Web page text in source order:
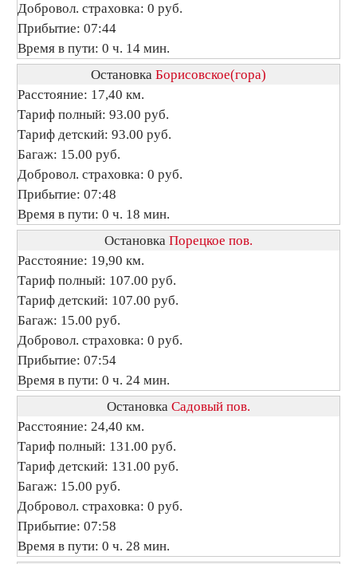
Добровол. страховка: 0 руб.
Прибытие: 07:44
Время в пути: 0 ч. 14 мин.
Остановка Борисовское(гора)
Расстояние: 17,40 км.
Тариф полный: 93.00 руб.
Тариф детский: 93.00 руб.
Багаж: 15.00 руб.
Добровол. страховка: 0 руб.
Прибытие: 07:48
Время в пути: 0 ч. 18 мин.
Остановка Порецкое пов.
Расстояние: 19,90 км.
Тариф полный: 107.00 руб.
Тариф детский: 107.00 руб.
Багаж: 15.00 руб.
Добровол. страховка: 0 руб.
Прибытие: 07:54
Время в пути: 0 ч. 24 мин.
Остановка Садовый пов.
Расстояние: 24,40 км.
Тариф полный: 131.00 руб.
Тариф детский: 131.00 руб.
Багаж: 15.00 руб.
Добровол. страховка: 0 руб.
Прибытие: 07:58
Время в пути: 0 ч. 28 мин.